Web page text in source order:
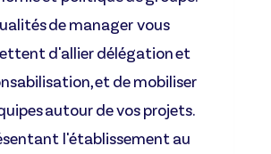
de manager vous
d'allier délégation et
et de mobiliser
autour de vos projets.
l'établissement au